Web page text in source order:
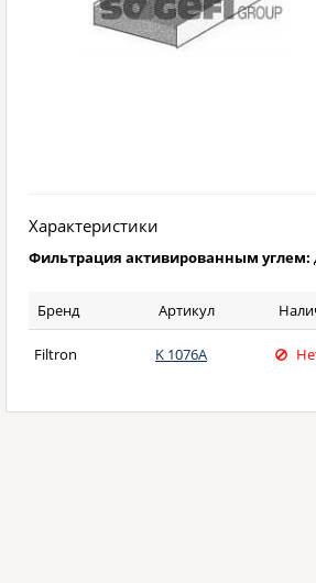
Характеристики
Фильтрация активированным углем:
Бренд Артикул
Filtron K 1076A